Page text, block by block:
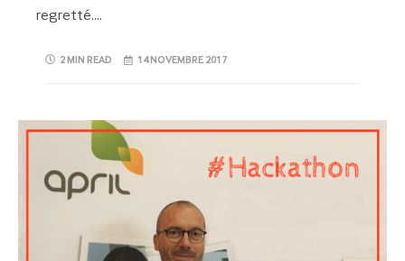
regretté….
2 MIN READ 14 NOVEMBRE 2017